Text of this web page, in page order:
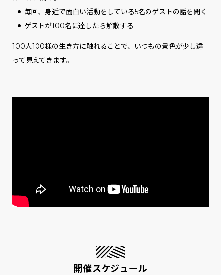
毎回、身近で面白い活動をしている5名のゲストの話を聞く
ゲストが100名に達したら解散する
100人100様の生き方に触れることで、いつもの景色が少し違
って見えてきます。
開催スケジュール